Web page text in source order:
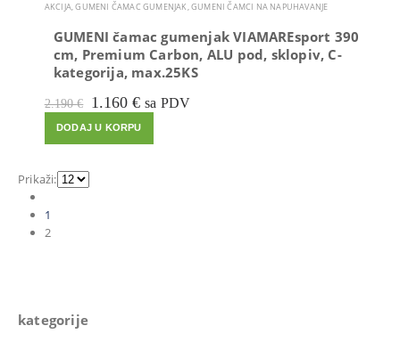
AKCIJA,GUMENI ČAMAC GUMENJAK,GUMENI ČAMCI NA NAPUHAVANJE
GUMENI čamac gumenjak VIAMAREsport 390
cm, Premium Carbon, ALU pod, sklopiv, C-
kategorija, max.25KS
2.190€
Izvorna
cijena
bila
je:
1.160€Trenutna
cijena
je:
1.160 €.
sa PDV
DODAJ U KORPU
Prikaži:
1
2
kategorije